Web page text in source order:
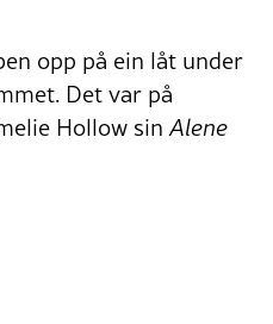
opp på ein låt under
Det var på
Hollow sinAlene